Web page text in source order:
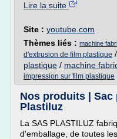
Lire la suite
Site : youtube.com
Thèmes liés : machine
d'extrusion de film plastique /
plastique / machine
impression sur film plastique
Nos produits | Sac
Plastiluz
La SAS PLASTILUZ
d'emballage, de toutes